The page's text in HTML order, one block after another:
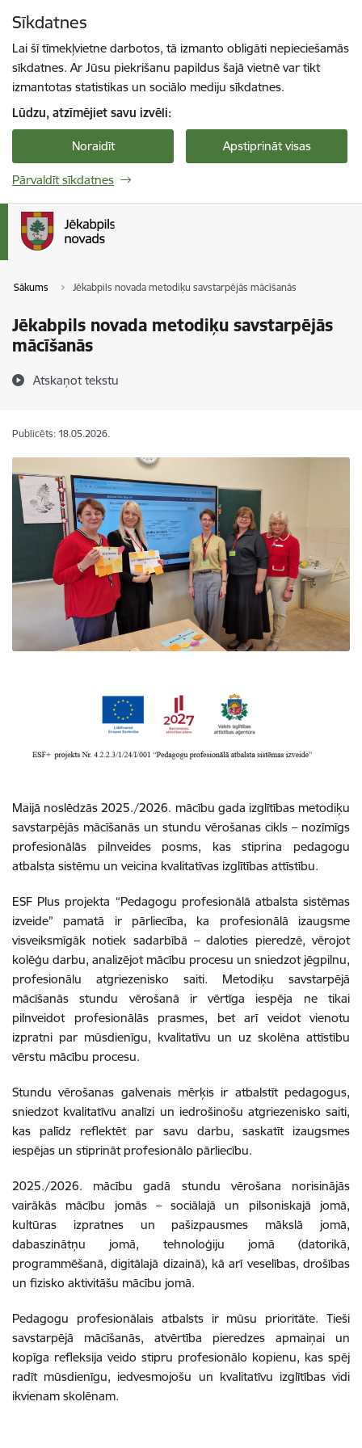
Sīkdatnes
Lai šī tīmekļvietne darbotos, tā izmanto obligāti nepieciešamās
sīkdatnes. Ar Jūsu piekrišanu papildus šajā vietnē var tikt
izmantotas statistikas un sociālo mediju sīkdatnes.
Lūdzu, atzīmējiet savu izvēli:
Noraidīt Apstiprināt visas
Pārvaldīt sīkdatnes
Sākums Jēkabpils novada metodiķu savstarpējās mācīšanās
Jēkabpils novada metodiķu savstarpējās
mācīšanās
Atskaņot tekstu
Publicēts: 18.05.2026.
Maijā noslēdzās 2025./2026. mācību gada izglītības metodiķu
savstarpējās mācīšanās un stundu vērošanas cikls – nozīmīgs
profesionālās pilnveides posms, kas stiprina pedagogu
atbalsta sistēmu un veicina kvalitatīvas izglītības attīstību.
ESF Plus projekta “Pedagogu profesionālā atbalsta sistēmas
izveide” pamatā ir pārliecība, ka profesionālā izaugsme
visveiksmīgāk notiek sadarbībā – daloties pieredzē, vērojot
kolēģu darbu, analizējot mācību procesu un sniedzot jēgpilnu,
profesionālu atgriezenisko saiti. Metodiķu savstarpējā
mācīšanās stundu vērošanā ir vērtīga iespēja ne tikai
pilnveidot profesionālās prasmes, bet arī veidot vienotu
izpratni par mūsdienīgu, kvalitatīvu un uz skolēna attīstību
vērstu mācību procesu.
Stundu vērošanas galvenais mērķis ir atbalstīt pedagogus,
sniedzot kvalitatīvu analīzi un iedrošinošu atgriezenisko saiti,
kas palīdz reflektēt par savu darbu, saskatīt izaugsmes
iespējas un stiprināt profesionālo pārliecību.
2025./2026. mācību gadā stundu vērošana norisinājās
vairākās mācību jomās – sociālajā un pilsoniskajā jomā,
kultūras izpratnes un pašizpausmes mākslā jomā,
dabaszinātņu jomā, tehnoloģiju jomā (datorikā,
programmēšanā, digitālajā dizainā), kā arī veselības, drošības
un fizisko aktivitāšu mācību jomā.
Pedagogu profesionālais atbalsts ir mūsu prioritāte. Tieši
savstarpējā mācīšanās, atvērtība pieredzes apmaiņai un
kopīga refleksija veido stipru profesionālo kopienu, kas spēj
radīt mūsdienīgu, iedvesmojošu un kvalitatīvu izglītības vidi
ikvienam skolēnam.